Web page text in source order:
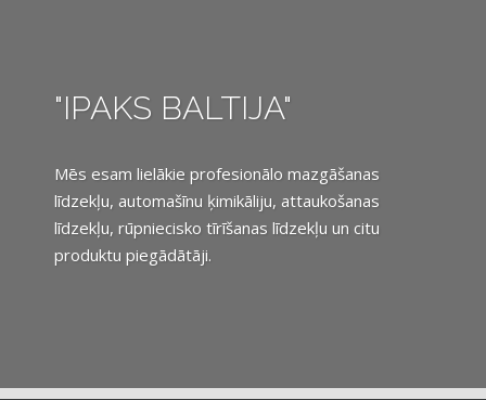
"IPAKS BALTIJA"
Mēs esam lielākie profesionālo mazgāšanas
līdzekļu, automašīnu ķimikāliju, attaukošanas
līdzekļu, rūpniecisko tīrīšanas līdzekļu un citu
produktu piegādātāji.